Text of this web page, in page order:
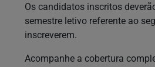
Os candidatos inscritos
semestre letivo referente ao
inscreverem.
Acompanhe a cobertura